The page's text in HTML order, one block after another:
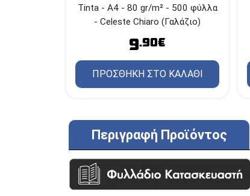
Tinta - Α4 - 80 gr/m² - 500 φύλλα
- Celeste Chiaro (Γαλάζιο)
9.90€
ΠΡΟΣΘΗΚΗ ΣΤΟ ΚΑΛΑΘΙ
Περιγραφή Προϊόντος